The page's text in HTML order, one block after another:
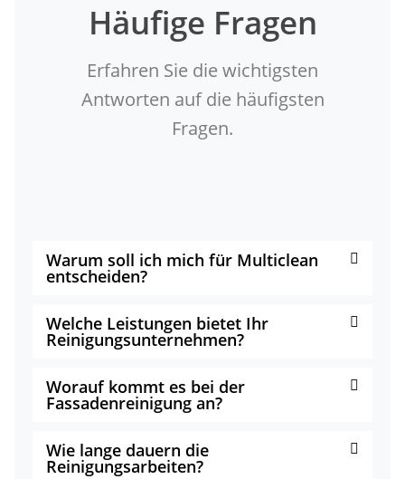
Häufige Fragen
Erfahren Sie die wichtigsten
Antworten auf die häufigsten
Fragen.
Warum soll ich mich für Multiclean
entscheiden?
Welche Leistungen bietet Ihr
Reinigungsunternehmen?
Worauf kommt es bei der
Fassadenreinigung an?
Wie lange dauern die
Reinigungsarbeiten?